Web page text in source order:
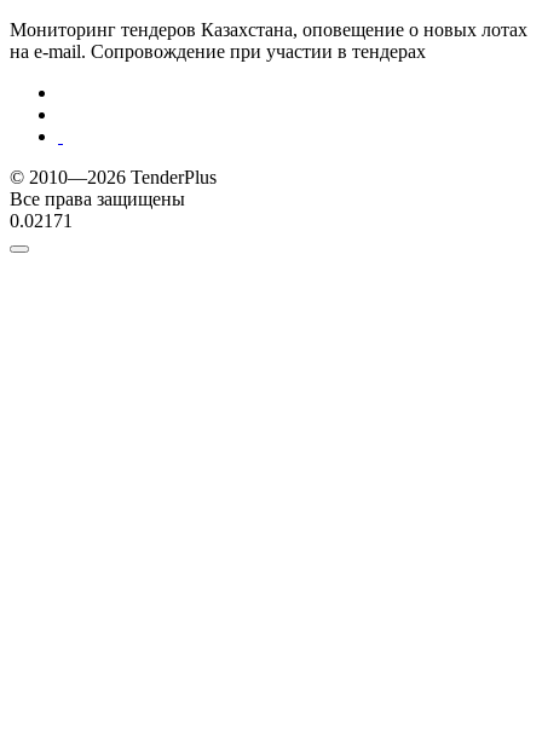
Мониторинг тендеров Казахстана, оповещение о новых лотах
на e-mail. Сопровождение при участии в тендерах
© 2010—2026 TenderPlus
Все права защищены
0.02171